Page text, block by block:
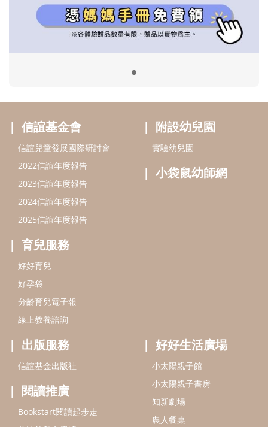
2022信誼年度報告
2023信誼年度報告
2024信誼年度報告
好孕袋
分齡育兒電子報
線上教養諮詢
小袋鼠幼師網
出版服務
信誼基金出版社
閱讀推廣
Bookstart閱讀起步走
信誼幼兒文學獎
信誼兒童動畫獎
小袋鼠說故事劇團
service@hsin-yi.org.tw
信誼好好育兒
小太陽親子書房
(02)2396-5305轉2345 (週一～週五 9:00～18:00)
認識信誼 合作洽談 智慧財產權聲明